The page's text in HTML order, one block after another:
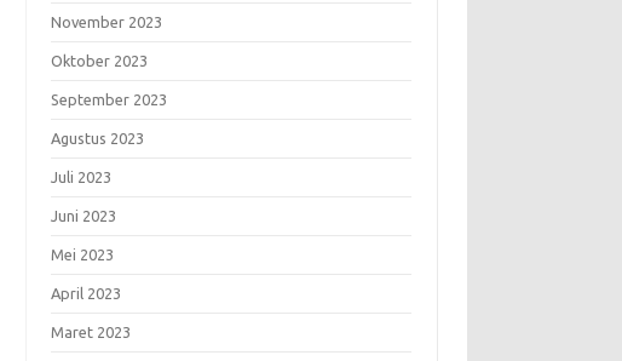
November 2023
Oktober 2023
September 2023
Agustus 2023
Juli 2023
Juni 2023
Mei 2023
April 2023
Maret 2023